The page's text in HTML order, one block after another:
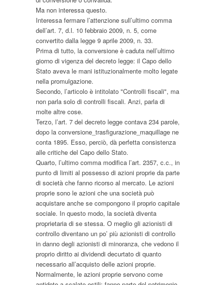
Ma non interessa questo.
Interessa fermare l’attenzione sull’ultimo comma
dell’art. 7, d.l. 10 febbraio 2009, n. 5, come
convertito dalla legge 9 aprile 2009, n. 33.
Prima di tutto, la conversione è caduta nell’ultimo
giorno di vigenza del decreto legge: il Capo dello
Stato aveva le mani istituzionalmente molto legate
nella promulgazione.
Secondo, l’articolo è intitolato "Controlli fiscali", ma
non parla solo di controlli fiscali. Anzi, parla di
molte altre cose.
Terzo, l’art. 7 del decreto legge contava 234 parole,
dopo la conversione_trasfigurazione_maquillage ne
conta 1895. Esso, perciò, dà perfetta consistenza
alle critiche del Capo dello Stato.
Quarto, l’ultimo comma modifica l’art. 2357, c.c., in
punto di limiti al possesso di azioni proprie da parte
di società che fanno ricorso al mercato. Le azioni
proprie sono le azioni che una società può
acquistare anche se compongono il proprio capitale
sociale. In questo modo, la società diventa
proprietaria di se stessa. O meglio gli azionisti di
controllo diventano un po’ più azionisti di controllo
in danno degli azionisti di minoranza, che vedono il
proprio diritto ai dividendi decurtato di quanto
necessario all’acquisto delle azioni proprie.
Normalmente, le azioni proprie servono come